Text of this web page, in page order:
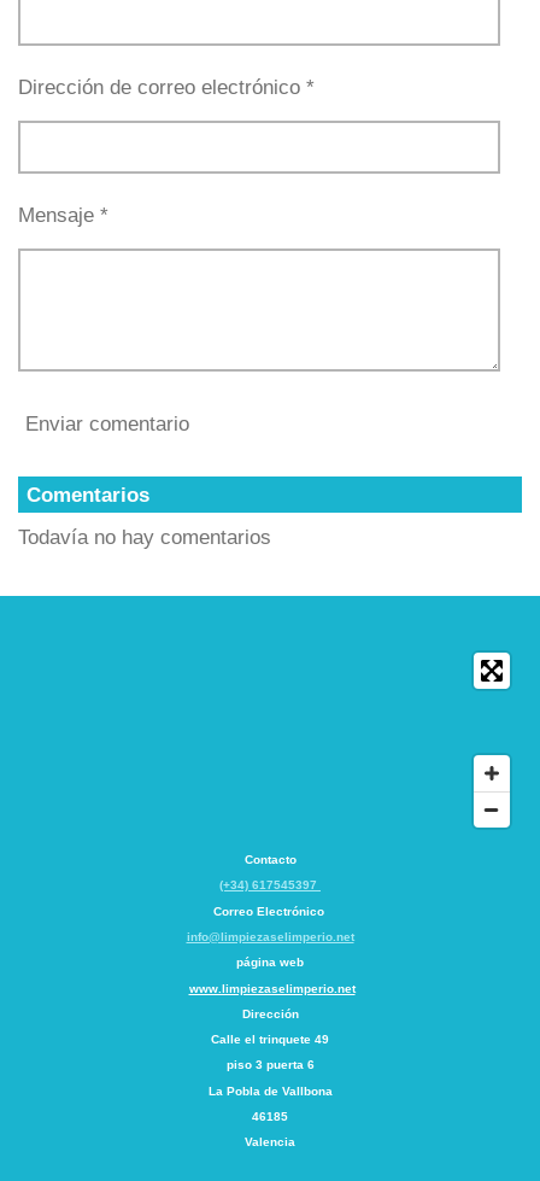
Dirección de correo electrónico *
Mensaje *
Enviar comentario
Comentarios
Todavía no hay comentarios
Contacto
(+34) 617545397
Correo Electrónico
info@limpiezaselimperio.net
página web
www.limpiezaselimperio.net
Dirección
Calle el trinquete 49
piso 3 puerta 6
La Pobla de Vallbona
46185
Valencia